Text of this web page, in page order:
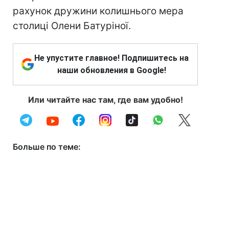
рахунок дружини колишнього мера
столиці Олени Батуріної.
Не упустите главное! Подпишитесь на
наши обновления в Google!
Или читайте нас там, где вам удобно!
Больше по теме: